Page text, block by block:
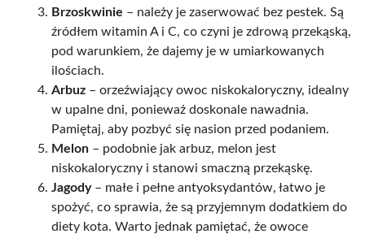
Brzoskwinie – należy je zaserwować bez pestek. Są
źródłem witamin A i C, co czyni je zdrową przekąską,
pod warunkiem, że dajemy je w umiarkowanych
ilościach.
Arbuz – orzeźwiający owoc niskokaloryczny, idealny
w upalne dni, ponieważ doskonale nawadnia.
Pamiętaj, aby pozbyć się nasion przed podaniem.
Melon – podobnie jak arbuz, melon jest
niskokaloryczny i stanowi smaczną przekąskę.
Jagody– małe i pełne antyoksydantów, łatwo je
spożyć, co sprawia, że są przyjemnym dodatkiem do
diety kota. Warto jednak pamiętać, że owoce